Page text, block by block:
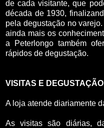
de cada visitante, que
década de 1930,
pela degustação no
ainda mais os
a Peterlongo também
rápidos de degustação.
VISITAS E DEGUSTAÇÃO
A loja atende diariamente
As visitas são diárias,